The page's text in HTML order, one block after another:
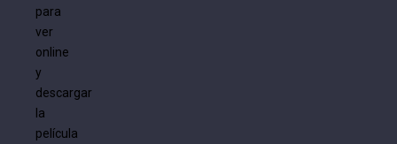
para
ver
online
y
descargar
la
película